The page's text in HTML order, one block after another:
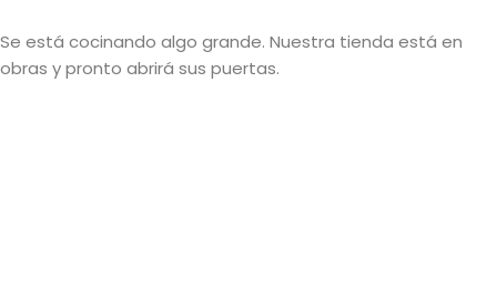
Se está cocinando algo grande. Nuestra tienda está en
obras y pronto abrirá sus puertas.